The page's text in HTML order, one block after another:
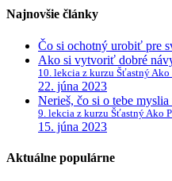
čo
mienim
Najnovšie články
Čo si ochotný urobiť pre
Ako si vytvoriť dobré
10. lekcia z kurzu Šťastný Ako
22. júna 2023
Nerieš, čo si o tebe
9. lekcia z kurzu Šťastný Ako
15. júna 2023
Aktuálne populárne